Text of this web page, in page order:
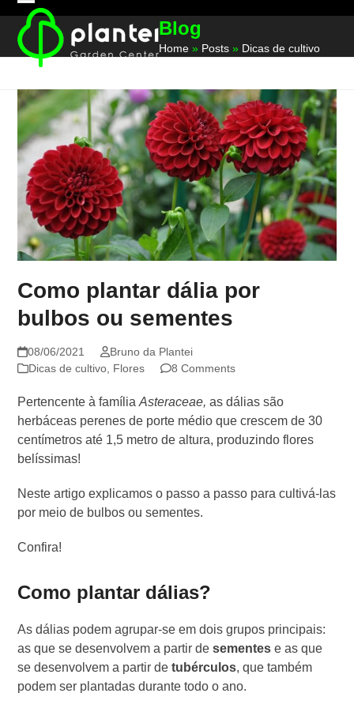
content
Open
mobile
menu
Close
mobile
menu
Blog
Home » Posts » Dicas de cultivo
Como plantar dália por
bulbos ou sementes
08/06/2021
Bruno da Plantei
Dicas de cultivo Flores 8 Comments
Pertencente à famíliaAsteraceae, as dálias são
herbáceas perenes de porte médio que crescem de 30
centímetros até 1,5 metro de altura, produzindo flores
belíssimas!
Neste artigo explicamos o passo a passo para cultivá-las
por meio de bulbos ou sementes.
Confira!
Como plantar dálias?
As dálias podem agrupar-se em dois grupos principais:
as que se desenvolvem a partir desementes e as que
se desenvolvem a partir detubérculos, que também
podem ser plantadas durante todo o ano.